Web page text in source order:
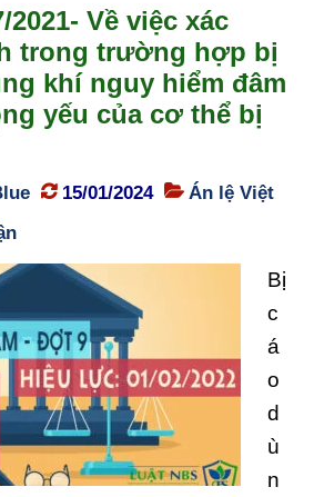
2021- Về việc xác
trong trường hợp bị
khí nguy hiểm đâm
yếu của cơ thể bị
15/01/2024
Án lệ Việt
Bị
c
á
o
d
ù
n